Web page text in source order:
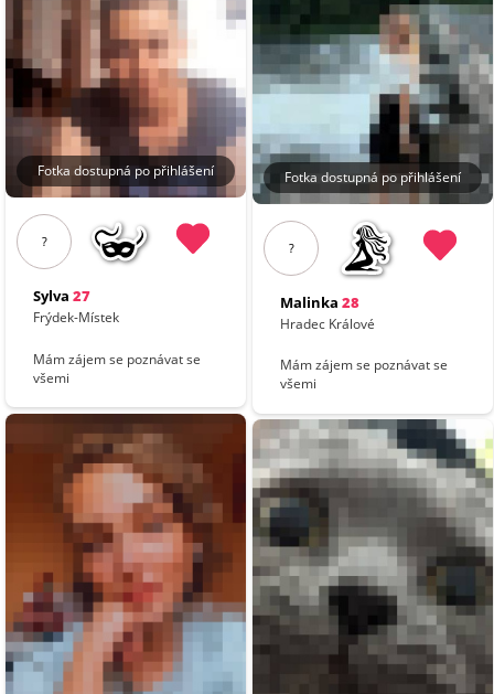
Fotka dostupná po přihlášení
?
Sylva 27
Frýdek-Místek
Mám zájem se poznávat se
všemi
Fotka dostupná po přihlášení
?
Malinka 28
Hradec Králové
Mám zájem se poznávat se
všemi